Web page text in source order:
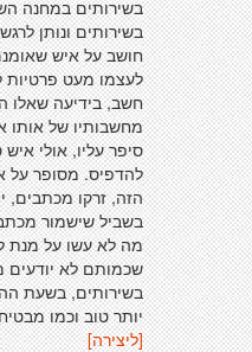
בשירותים במחנה
בשירותים ונותן
חושב על איש
לעצמו מעט פרטיות
חשב, בידיעה שאלו
מחשבותיו של אותו
סיפר עליו, אולי
להדפיס. מסופר על
הזה, זרקו מכתבים,
בשביל שישמור
מה לא עשו על מנת
שכמותם לא יודעים
בשירותים, בשעת
יותר טוב וכמו
[ליצירה]